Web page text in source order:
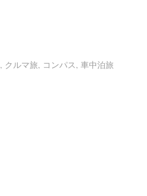
, クルマ旅, コンパス, 車中泊旅